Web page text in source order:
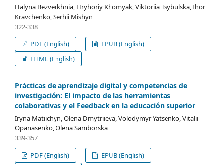
Halyna Bezverkhnia, Hryhoriy Khomyak, Viktoriia Tsybulska, Ihor
Kravchenko, Serhii Mishyn
322-338
PDF (English)
EPUB (English)
HTML (English)
Prácticas de aprendizaje digital y competencias de
investigación: El impacto de las herramientas
colaborativas y el Feedback en la educación superior
Iryna Matiichyn, Olena Dmytriieva, Volodymyr Yatsenko, Vitalii
Opanasenko, Olena Samborska
339-357
PDF (English)
EPUB (English)